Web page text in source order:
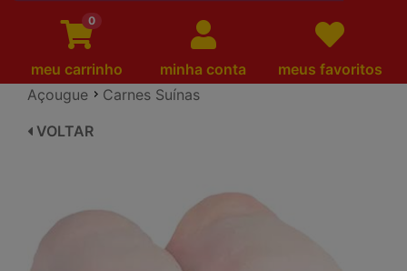
0
meu carrinho minha conta
meus favoritos
Açougue
Carnes Suínas
VOLTAR